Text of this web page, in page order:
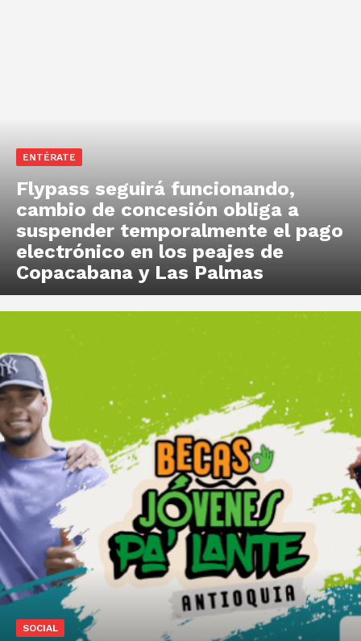
ENTÉRATE
Flypass seguirá funcionando,
cambio de concesión obliga a
suspender temporalmente el pago
electrónico en los peajes de
Copacabana y Las Palmas
SOCIAL